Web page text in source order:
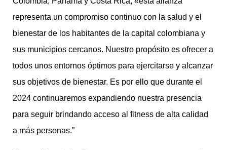
representa un compromiso continuo con la salud y el
bienestar de los habitantes de la capital colombiana y
sus municipios cercanos. Nuestro propósito es ofrecer a
todos unos entornos óptimos para ejercitarse y alcanzar
sus objetivos de bienestar. Es por ello que durante el
2024 continuaremos expandiendo nuestra presencia
para seguir brindando acceso al fitness de alta calidad
a más personas.”